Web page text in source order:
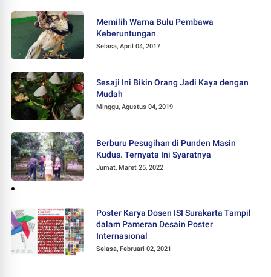
Memilih Warna Bulu Pembawa
Keberuntungan
Selasa, April 04, 2017
Sesaji Ini Bikin Orang Jadi Kaya dengan
Mudah
Minggu, Agustus 04, 2019
Berburu Pesugihan di Punden Masin
Kudus. Ternyata Ini Syaratnya
Jumat, Maret 25, 2022
Poster Karya Dosen ISI Surakarta Tampil
dalam Pameran Desain Poster
Internasional
Selasa, Februari 02, 2021